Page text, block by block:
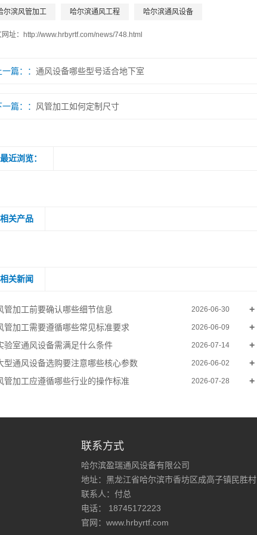
尔滨风管加工 哈尔滨通风工程 哈尔滨通风设备
址： http://www.hrbyrtf.com/news/748.html
篇： 通风设备哪些型号适合地下室
篇： 风管加工如何定制尺寸
最近浏览：
相关产品
相关新闻
管加工前要确认哪些细节信息 2026-06-30
管加工需要遵循哪些常见标准要求 2026-06-09
验室通风设备需满足什么条件 2026-07-14
型通风设备选购要注意哪些核心参数 2026-06-02
管加工应遵循哪些行业的操作标准 2026-07-28
联系方式
哈尔滨盈瑞通风设备有限公司
地址：黑龙江省哈尔滨市香坊区成高子镇民胜村
联系人：付总
电话： 18745172223
官网：www.hrbyrtf.com